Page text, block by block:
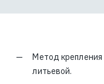
Метод
литьевой.